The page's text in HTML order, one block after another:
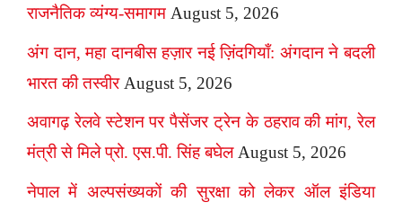
राजनैतिक व्यंग्य-समागम August 5, 2026
अंग दान, महा दानबीस हज़ार नई ज़िंदगियाँ: अंगदान ने बदली
भारत की तस्वीर August 5, 2026
अवागढ़ रेलवे स्टेशन पर पैसेंजर ट्रेन के ठहराव की मांग, रेल
मंत्री से मिले प्रो. एस.पी. सिंह बघेल August 5, 2026
नेपाल में अल्पसंख्यकों की सुरक्षा को लेकर ऑल इंडिया